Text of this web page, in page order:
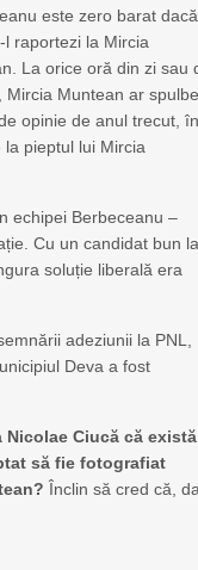
este zero barat dacă
l raportezi la Mircia
La orice oră din zi sau
Mircia Muntean ar
opinie de anul trecut, în
pieptul lui Mircia
echipei Berbeceanu –
Cu un candidat bun la
soluție liberală era
adeziunii la PNL,
Deva a fost
Nicolae Ciucă că există
să fie fotografiat
Înclin să cred că,